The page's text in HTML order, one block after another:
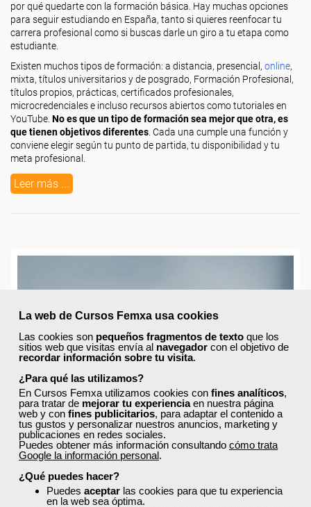
La web de Cursos Femxa usa cookies
Las cookies son pequeños fragmentos de texto que los
sitios web que visitas envía al navegador con el objetivo de
recordar información sobre tu visita.
¿Para qué las utilizamos?
En Cursos Femxa utilizamos cookies con fines analíticos,
para tratar de mejorar tu experienciaen nuestra página
web y con fines publicitarios, para adaptar el contenido a
tus gustos y personalizar nuestros anuncios, marketing y
publicaciones en redes sociales.
Puedes obtener más información consultando cómo trata
Google la información personal.
¿Qué puedes hacer?
Puedes aceptar las cookies para que tu experiencia
en la web sea óptima.
por qué quedarte con la formación básica. Hay muchas opciones
para seguir estudiando en España, tanto si quieres reenfocar tu
carrera profesional como si buscas darle un giro a tu etapa como
estudiante.
Existen muchos tipos de formación: a distancia, presencial, online,
mixta, títulos universitarios y de posgrado, Formación Profesional,
títulos propios, prácticas, certificados profesionales,
microcredenciales e incluso recursos abiertos como tutoriales en
YouTube. No es que un tipo de formación sea mejor que otra, es
que tienen objetivos diferentes . Cada una cumple una función y
conviene elegir según tu punto de partida, tu disponibilidad y tu
meta profesional.
Leer más ...